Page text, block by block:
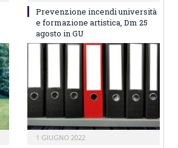
Prevenzione incendi università
e formazione artistica, Dm 25
agosto in GU
1 GIUGNO 2022